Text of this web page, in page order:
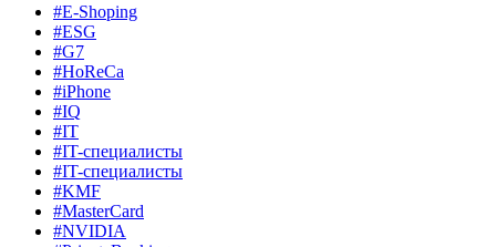
#E-Shoping
#ESG
#G7
#HoReCa
#iPhone
#IQ
#IT
#IT-специалисты
#IT-специалисты
#KMF
#MasterCard
#NVIDIA